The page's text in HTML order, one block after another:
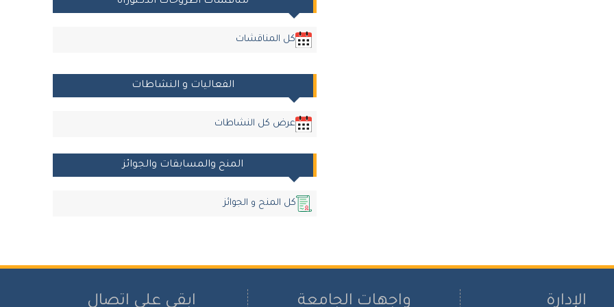
كل المناقشات
الفعاليات و النشاطات
عرض كل النشاطات
المنح والمسابقات والجوائز
كل المنح و الجوائز
الإدارة واجهات الجامعة ابقى على اتصال